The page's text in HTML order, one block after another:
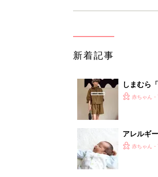
新着記事
しまむら
赤ちゃん
アレルギ
赤ちゃん